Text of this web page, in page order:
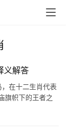
义解答
在十二生肖代表
旗帜下的王者之
形图案，往往